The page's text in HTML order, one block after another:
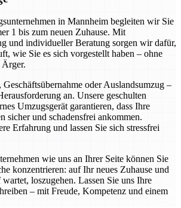
in Mannheim begleiten wir Sie
1 bis zum neuen Zuhause. Mit
und individueller Beratung sorgen wir dafür,
wie Sie es sich vorgestellt haben – ohne
Ärger.
oder Auslandsumzug –
an. Unsere geschulten
Umzugsgerät garantieren, dass Ihre
sicher und schadensfrei ankommen.
Erfahrung und lassen Sie sich stressfrei
wie uns an Ihrer Seite können Sie
konzentrieren: auf Ihr neues Zuhause und
loszugehen. Lassen Sie uns Ihre
– mit Freude, Kompetenz und einem